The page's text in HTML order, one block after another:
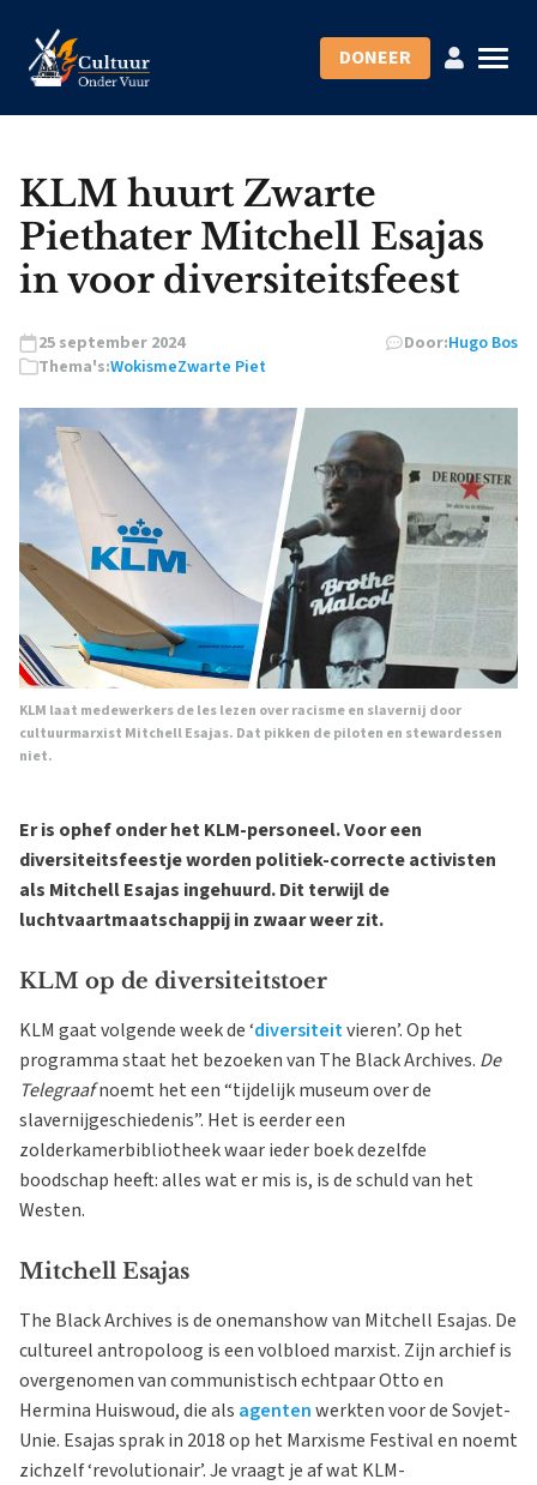
DONEER
KLM huurt Zwarte
Piethater Mitchell Esajas
in voor diversiteitsfeest
25 september 2024 Door:Hugo Bos
Thema's:WokismeZwarte Piet
KLM laat medewerkers de les lezen over racisme en slavernij door
cultuurmarxist Mitchell Esajas. Dat pikken de piloten en stewardessen
niet.
Er is ophef onder het KLM-personeel. Voor een
diversiteitsfeestje worden politiek-correcte activisten
als Mitchell Esajas ingehuurd. Dit terwijl de
luchtvaartmaatschappij in zwaar weer zit.
KLM op de diversiteitstoer
KLM gaat volgende week de ‘diversiteitvieren’. Op het
programma staat het bezoeken van The Black Archives. De
Telegraafnoemt het een “tijdelijk museum over de
slavernijgeschiedenis”. Het is eerder een
zolderkamerbibliotheek waar ieder boek dezelfde
boodschap heeft: alles wat er mis is, is de schuld van het
Westen.
Mitchell Esajas
The Black Archives is de onemanshow van Mitchell Esajas. De
cultureel antropoloog is een volbloed marxist. Zijn archief is
overgenomen van communistisch echtpaar Otto en
Hermina Huiswoud, die als agentenwerkten voor de Sovjet-
Unie. Esajas sprak in 2018 op het Marxisme Festival en noemt
zichzelf ‘revolutionair’. Je vraagt je af wat KLM-